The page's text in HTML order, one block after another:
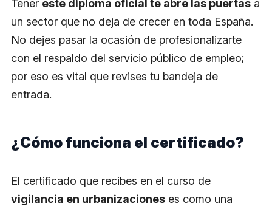
Tener este diploma oficial te abre las puertas a
un sector que no deja de crecer en toda España.
No dejes pasar la ocasión de profesionalizarte
con el respaldo del servicio público de empleo;
por eso es vital que revises tu bandeja de
entrada.
¿Cómo funciona el certificado?
El certificado que recibes en el curso de
vigilancia en urbanizaciones es como una